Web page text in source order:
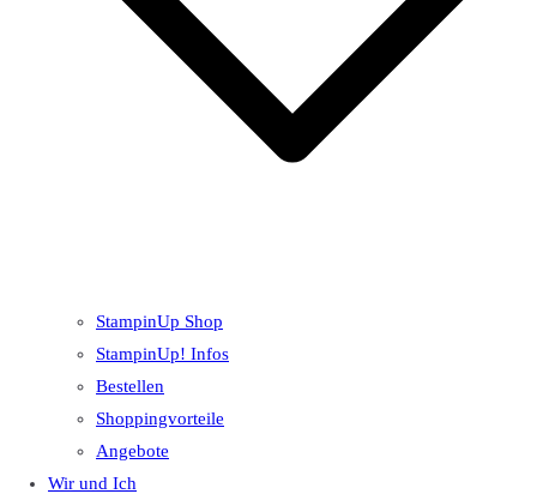
StampinUp Shop
StampinUp! Infos
Bestellen
Shoppingvorteile
Angebote
Wir und Ich